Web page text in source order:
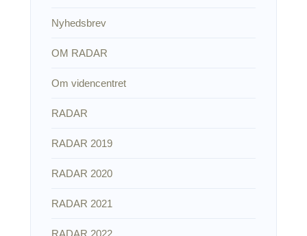
Nyhedsbrev
OM RADAR
Om videncentret
RADAR
RADAR 2019
RADAR 2020
RADAR 2021
RADAR 2022